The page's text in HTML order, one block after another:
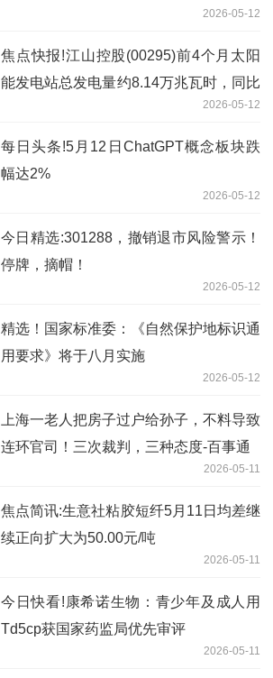
2026-05-12
焦点快报!江山控股(00295)前4个月太阳
能发电站总发电量约8.14万兆瓦时，同比
2026-05-12
每日头条!5月12日ChatGPT概念板块跌
幅达2%
2026-05-12
今日精选:301288，撤销退市风险警示！
停牌，摘帽！
2026-05-12
精选！国家标准委：《自然保护地标识通
用要求》将于八月实施
2026-05-12
上海一老人把房子过户给孙子，不料导致
连环官司！三次裁判，三种态度-百事通
2026-05-11
焦点简讯:生意社粘胶短纤5月11日均差继
续正向扩大为50.00元/吨
2026-05-11
今日快看!康希诺生物：青少年及成人用
Td5cp获国家药监局优先审评
2026-05-11